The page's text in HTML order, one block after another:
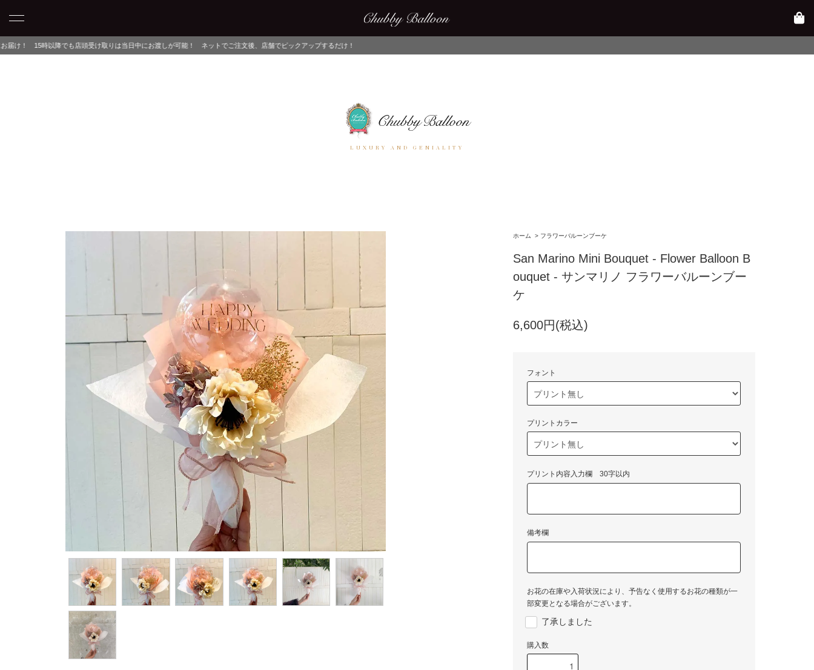
受け取りは当日中にお渡しが可能！ ネットでご注文後、店舗でピックアップするだけ！
LUXURY AND GENIALITY
ホーム > フラワーバルーンブーケ
San Marino Mini Bouquet - Flower Balloon B
ouquet - サンマリノ フラワーバルーンブー
ケ
6,600円(税込)
フォント
プリントカラー
プリント内容入力欄 30字以内
備考欄
お花の在庫や入荷状況により、予告なく使用するお花の種類が一
部変更となる場合がございます。
了承しました
購入数